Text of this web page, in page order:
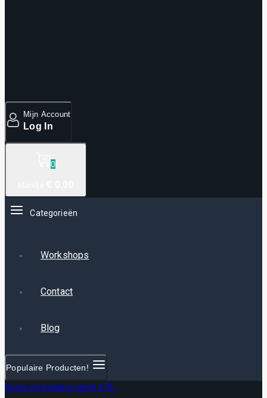
Mijn Account
Log In
0
Categorieën
Workshops
Contact
Blog
Populaire Producten!
Gratis verzending vanaf €75,-